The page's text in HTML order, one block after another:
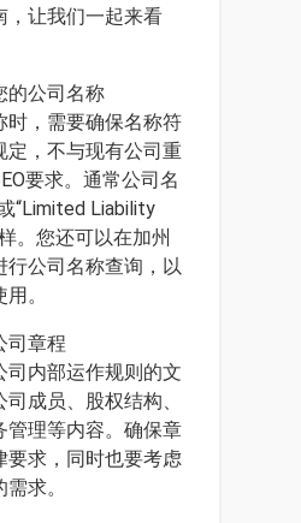
，让我们一起来看
的公司名称
时，需要确保名称符
定，不与现有公司重
要求。通常公司名
“Limited Liability
。您还可以在加州
行公司名称查询，以
。
司章程
司内部运作规则的文
成员、股权结构、
管理等内容。确保章
要求，同时也要考虑
求。